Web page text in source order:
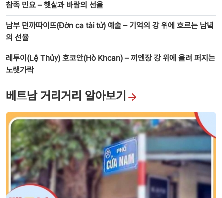
참족 민요 – 햇살과 바람의 선율
남부 던까따이뜨(Đờn ca tài tử) 예술 – 기억의 강 위에 흐르는 남녘
의 선율
레투이(Lệ Thủy) 호코안(Hò Khoan) – 끼엔장 강 위에 울려 퍼지는
노랫가락
베트남 거리거리 알아보기